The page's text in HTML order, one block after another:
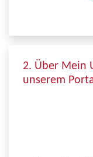
2. Über Mein
unserem